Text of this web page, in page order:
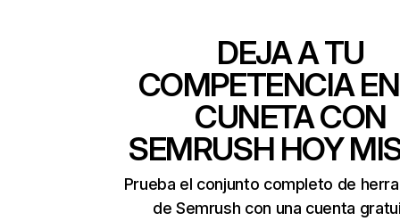
DEJA A TU
COMPETENCIA
CUNETA CON
SEMRUSH HOY
Prueba el conjunto completo de
de Semrush con una cuenta